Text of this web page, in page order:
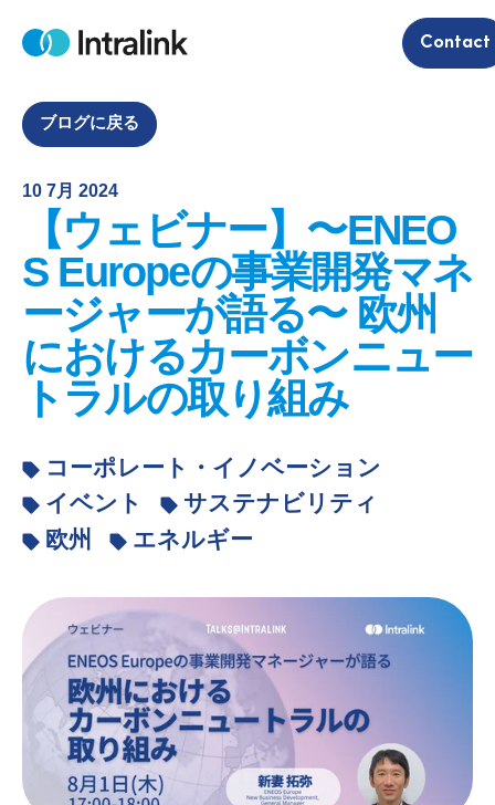
H
e
Contact
ブログに戻る
10 7月 2024
【ウェビナー】〜ENEO
S Europeの事業開発マネ
ージャーが語る〜 欧州
におけるカーボンニュー
トラルの取り組み
コーポレート・イノベーション
イベント
サステナビリティ
欧州
エネルギー